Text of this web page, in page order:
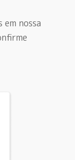
em nossa